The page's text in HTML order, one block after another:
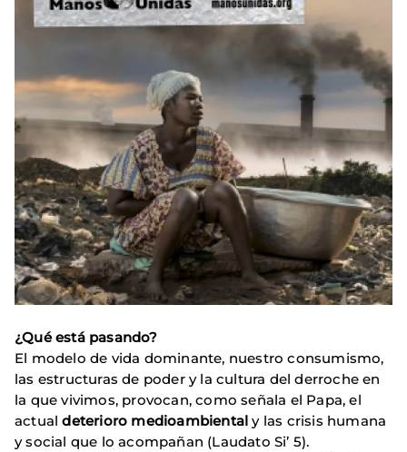
¿Qué está pasando?
El modelo de vida dominante, nuestro consumismo,
las estructuras de poder y la cultura del derroche en
la que vivimos, provocan, como señala el Papa, el
actualdeterioro medioambiental y las crisis humana
y social que lo acompañan (Laudato Si’ 5).